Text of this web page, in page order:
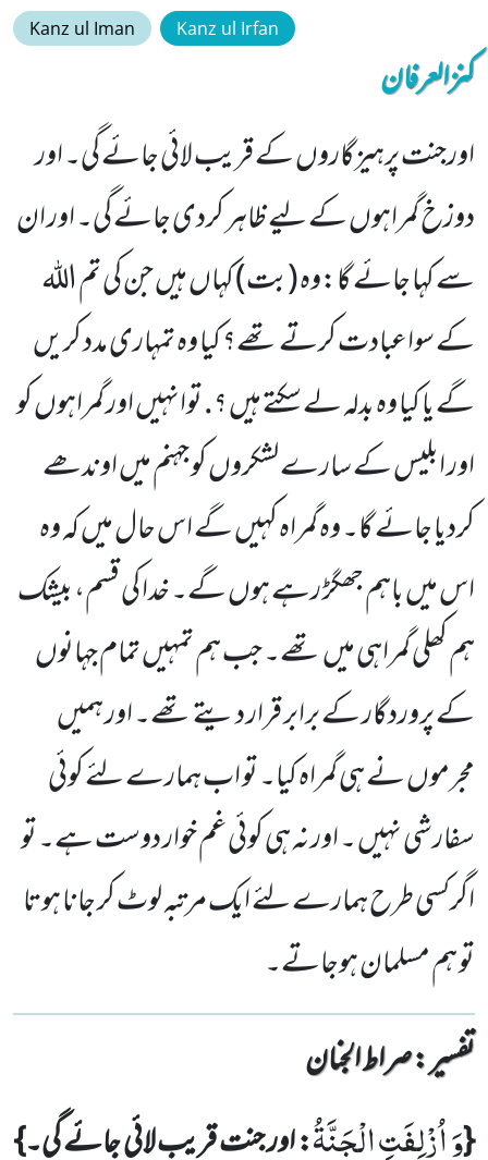
Kanz ul Iman Kanz ul Irfan
کنزالعرفان
اورجنت پرہیزگاروں کے قریب لائی جائے گی۔ اور
دوزخ گمراہوں کے لیے ظاہر کردی جائے گی۔ اور ان
سے کہا جائے گا:وہ (بت) کہاں ہیں جن کی تم اللہ
کے سواعبادت کرتے تھے؟ کیا وہ تمہاری مدد کریں
گے یا کیا وہ بدلہ لے سکتے ہیں ؟. توانہیں اور گمراہوں کو
اور ابلیس کے سارے لشکروں کو جہنم میں اوندھے
کردیا جائے گا۔ وہ گمراہ کہیں گے اس حال میں کہ وہ
اس میں باہم جھگڑ رہے ہوں گے۔ خدا کی قسم، بیشک
ہم کھلی گمراہی میں تھے۔ جب ہم تمہیں تمام جہانوں
کے پروردگار کے برابر قرار دیتے تھے۔ اور ہمیں
مجرموں نے ہی گمراہ کیا۔ تو اب ہمارے لئے کوئی
سفارشی نہیں ۔ اور نہ ہی کوئی غم خوار دوست ہے۔ تو
اگرکسی طرح ہمارے لئے ایک مرتبہ لوٹ کر جانا ہوتا
تو ہم مسلمان ہوجاتے۔
تفسیر : ‎صراط الجنان
{وَ اُزْلِفَتِ الْجَنَّةُ: اور جنت قریب لائی جائے گی۔}